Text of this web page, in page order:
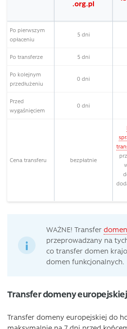
.org.pl
Po pierwszym
opłaceniu
5 dni
Po transferze 5 dni
Po kolejnym
przedłużeniu
0 dni
Przed
wygaśnięciem
0 dni
Cena transferu bezpłatnie
WAŻNE! Transfer
przeprowadzany na
co transfer domen
domen funkcjonalnych.
Transfer domeny
Transfer domeny europejskiej do